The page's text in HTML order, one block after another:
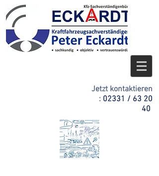
Jetzt kontaktieren
: 02331 / 63 20
40